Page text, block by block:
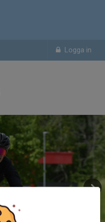
Logga in